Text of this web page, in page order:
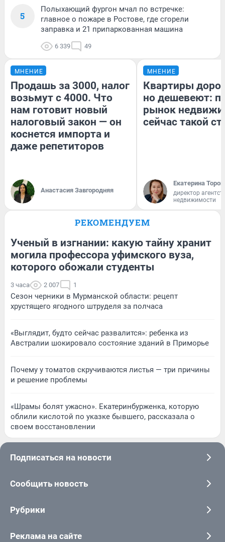
5
Полыхающий фургон мчал по встречке:
главное о пожаре в Ростове, где сгорели
заправка и 21 припаркованная машина
6 339 49
МНЕНИЕ
Продашь за 3000, налог
возьмут с 4000. Что
нам готовит новый
налоговый закон — он
коснется импорта и
даже репетиторов
Анастасия Завгородняя
МНЕНИЕ
Квартиры
но дешевеют:
рынок
сейчас такой
Екатерина
директор
недвижимости
РЕКОМЕНДУЕМ
Ученый в изгнании: какую тайну хранит
могила профессора уфимского вуза,
которого обожали студенты
3 часа 2 007 1
Сезон черники в Мурманской области: рецепт
хрустящего ягодного штруделя за полчаса
«Выглядит, будто сейчас развалится»: ребенка из
Австралии шокировало состояние зданий в Приморье
Почему у томатов скручиваются листья — три причины
и решение проблемы
«Шрамы болят ужасно». Екатеринбурженка, которую
облили кислотой по указке бывшего, рассказала о
своем восстановлении
Подписаться на новости
Сообщить новость
Рубрики
Реклама на сайте